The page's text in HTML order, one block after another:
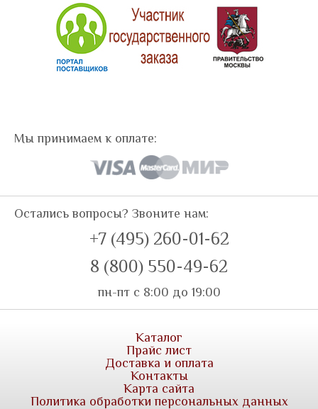
Мы принимаем к оплате:
Остались вопросы? Звоните нам:
+7 (495) 260-01-62
8 (800) 550-49-62
пн-пт с 8:00 до 19:00
Каталог
Прайс лист
Доставка и оплата
Контакты
Карта сайта
Политика обработки персональных данных